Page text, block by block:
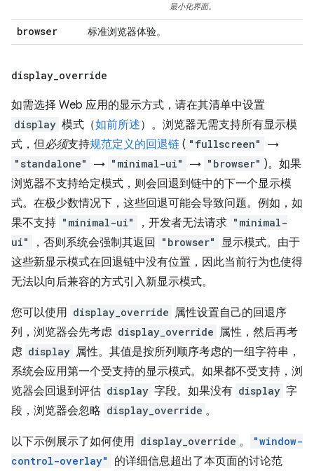
最小化界面。
browser 标准浏览器体验。
display_override
如需选择 Web 应用的显示方式，请在其清单中设置
display 模式（如前所述）。浏览器无需支持所有显示模
式，但必须支持规范定义的回退链 ( "fullscreen" →
"standalone" → "minimal-ui" → "browser" )。如果
浏览器不支持给定模式，则会回退到链中的下一个显示模
式。在极少数情况下，这些回退可能会导致问题。例如，如
果不支持 "minimal-ui" ，开发者无法请求 "minimal-
ui"
，否则系统会强制其返回 "browser" 显示模式。由于
这些新显示模式在回退链中没有位置，因此当前行为也使得
无法以向后兼容的方式引入新显示模式。
您可以使用 display_override 属性设置自己的回退序
列，浏览器会先考虑 display_override 属性，然后再考
虑 display 属性。 其值是按所列顺序考虑的一组字符串，
系统会应用第一个受支持的显示模式。如果都不受支持，浏
览器会回退到评估 display 字段。如果没有 display 字
段，浏览器会忽略 display_override 。
以下示例展示了如何使用 display_override 。
"window-
control-overlay"
的详细信息超出了本页面的讨论范